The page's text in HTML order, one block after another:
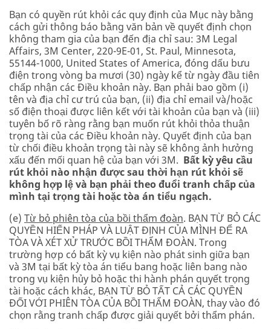
Bạn có quyền rút khỏi các quy định của Mục này bằng
cách gửi thông báo bằng văn bản về quyết định chọn
không tham gia của bạn đến địa chỉ sau: 3M Legal
Affairs, 3M Center, 220-9E-01, St. Paul, Minnesota,
55144-1000, United States of America, đóng dấu bưu
điện trong vòng ba mươi (30) ngày kể từ ngày đầu tiên
chấp nhận các Điều khoản này. Bạn phải bao gồm (i)
tên và địa chỉ cư trú của bạn, (ii) địa chỉ email và/hoặc
số điện thoại được liên kết với tài khoản của bạn và (iii)
tuyên bố rõ ràng rằng bạn muốn rút khỏi thỏa thuận
trọng tài của các Điều khoản này. Quyết định của bạn
từ chối điều khoản trọng tài này sẽ không ảnh hưởng
xấu đến mối quan hệ của bạn với 3M. Bất kỳ yêu cầu
rút khỏi nào nhận được sau thời hạn rút khỏi sẽ
không hợp lệ và bạn phải theo đuổi tranh chấp của
mình tại trọng tài hoặc tòa án tiểu ngạch.
(e) Từ bỏ phiên tòa của bồi thẩm đoàn. BẠN TỪ BỎ CÁC
QUYỀN HIẾN PHÁP VÀ LUẬT ĐỊNH CỦA MÌNH ĐỂ RA
TÒA VÀ XÉT XỬ TRƯỚC BỒI THẨM ĐOÀN. Trong
trường hợp có bất kỳ vụ kiện nào phát sinh giữa bạn
và 3M tại bất kỳ tòa án tiểu bang hoặc liên bang nào
trong vụ kiện hủy bỏ hoặc thi hành phán quyết trọng
tài hoặc cách khác, BẠN TỪ BỎ TẤT CẢ CÁC QUYỀN
ĐỐI VỚI PHIÊN TÒA CỦA BỒI THẨM ĐOÀN, thay vào đó
chọn rằng tranh chấp được giải quyết bởi thẩm phán.